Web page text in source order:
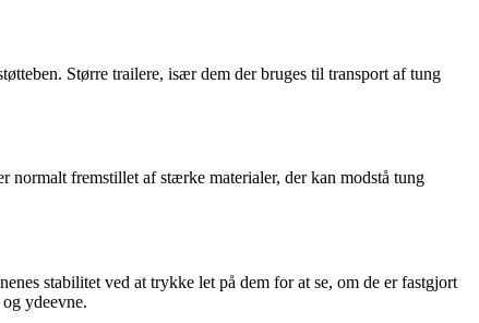
Større trailere, især dem der bruges til transport af tung
fremstillet af stærke materialer, der kan modstå tung
stabilitet ved at trykke let på dem for at se, om de er fastgjort
ydeevne.